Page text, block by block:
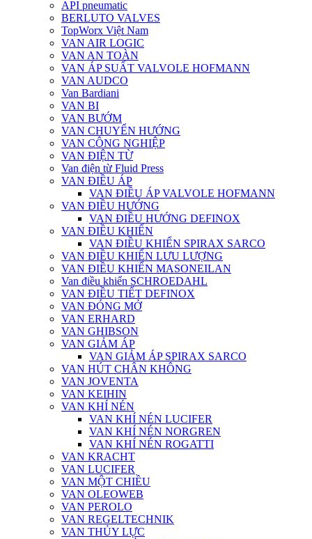
API pneumatic
BERLUTO VALVES
TopWorx Việt Nam
VAN AIR LOGIC
VAN AN TOÀN
VAN ÁP SUẤT VALVOLE HOFMANN
VAN AUDCO
Van Bardiani
VAN BI
VAN BƯỚM
VAN CHUYỂN HƯỚNG
VAN CÔNG NGHIỆP
VAN ĐIỆN TỪ
Van điện từ Fluid Press
VAN ĐIỀU ÁP
VAN ĐIỀU ÁP VALVOLE HOFMANN
VAN ĐIỀU HƯỚNG
VAN ĐIỀU HƯỚNG DEFINOX
VAN ĐIỀU KHIỂN
VAN ĐIỀU KHIỂN SPIRAX SARCO
VAN ĐIỀU KHIỂN LƯU LƯỢNG
VAN ĐIỀU KHIỂN MASONEILAN
Van điều khiển SCHROEDAHL
VAN ĐIỀU TIẾT DEFINOX
VAN ĐÓNG MỞ
VAN ERHARD
VAN GHIBSON
VAN GIẢM ÁP
VAN GIẢM ÁP SPIRAX SARCO
VAN HÚT CHÂN KHÔNG
VAN JOVENTA
VAN KEIHIN
VAN KHÍ NÉN
VAN KHÍ NÉN LUCIFER
VAN KHÍ NÉN NORGREN
VAN KHÍ NÉN ROGATTI
VAN KRACHT
VAN LUCIFER
VAN MỘT CHIỀU
VAN OLEOWEB
VAN PEROLO
VAN REGELTECHNIK
VAN THỦY LỰC